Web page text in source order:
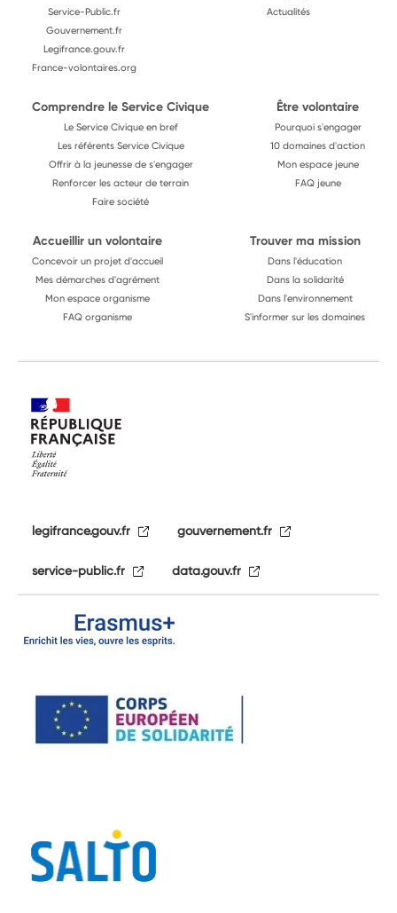
Service-Public.fr
Gouvernement.fr
Legifrance.gouv.fr
France-volontaires.org
Actualités
Comprendre le Service Civique
Le Service Civique en bref
Les référents Service Civique
Offrir à la jeunesse de s'engager
Renforcer les acteur de terrain
Faire société
Être volontaire
Pourquoi s'engager
10 domaines d'action
Mon espace jeune
FAQ jeune
Accueillir un volontaire
Concevoir un projet d'accueil
Mes démarches d'agrément
Mon espace organisme
FAQ organisme
Trouver ma mission
Dans l'éducation
Dans la solidarité
Dans l'environnement
S'informer sur les domaines
legifrance.gouv.fr gouvernement.fr
service-public.fr data.gouv.fr